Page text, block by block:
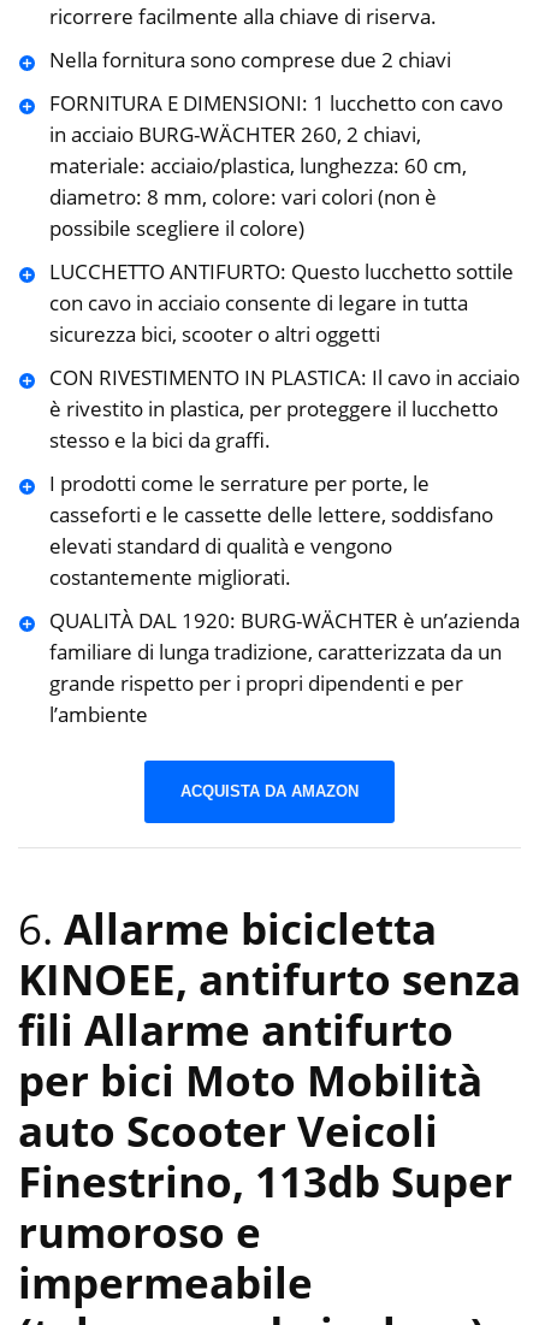
ricorrere facilmente alla chiave di riserva.
Nella fornitura sono comprese due 2 chiavi
FORNITURA E DIMENSIONI: 1 lucchetto con cavo
in acciaio BURG-WÄCHTER 260, 2 chiavi,
materiale: acciaio/plastica, lunghezza: 60 cm,
diametro: 8 mm, colore: vari colori (non è
possibile scegliere il colore)
LUCCHETTO ANTIFURTO: Questo lucchetto sottile
con cavo in acciaio consente di legare in tutta
sicurezza bici, scooter o altri oggetti
CON RIVESTIMENTO IN PLASTICA: Il cavo in acciaio
è rivestito in plastica, per proteggere il lucchetto
stesso e la bici da graffi.
I prodotti come le serrature per porte, le
casseforti e le cassette delle lettere, soddisfano
elevati standard di qualità e vengono
costantemente migliorati.
QUALITÀ DAL 1920: BURG-WÄCHTER è un’azienda
familiare di lunga tradizione, caratterizzata da un
grande rispetto per i propri dipendenti e per
l’ambiente
ACQUISTA DA AMAZON
6. Allarme bicicletta
KINOEE, antifurto senza
fili Allarme antifurto
per bici Moto Mobilità
auto Scooter Veicoli
Finestrino, 113db Super
rumoroso e
impermeabile